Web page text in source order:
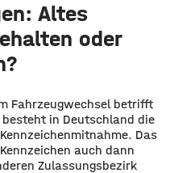
Altes
oder
Fahrzeugwechsel betrifft
in Deutschland die
Das
auch dann
Zulassungsbezirk